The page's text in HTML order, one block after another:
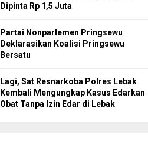
Dipinta Rp 1,5 Juta
Partai Nonparlemen Pringsewu
Deklarasikan Koalisi Pringsewu
Bersatu
Lagi, Sat Resnarkoba Polres Lebak
Kembali Mengungkap Kasus Edarkan
Obat Tanpa Izin Edar di Lebak